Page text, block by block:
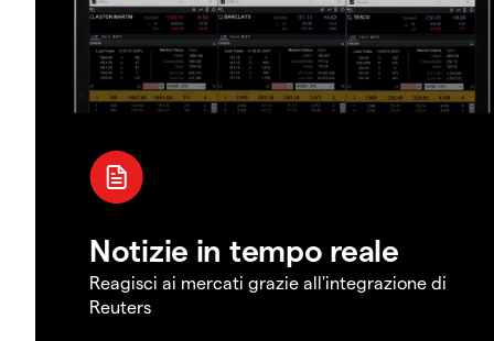
Notizie in tempo reale
Reagisci ai mercati grazie all'integrazione di
Reuters